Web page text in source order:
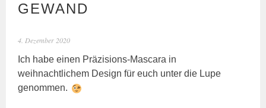
GEWAND
4. Dezember 2020
Ich habe einen Präzisions-Mascara in
weihnachtlichem Design für euch unter die Lupe
genommen.